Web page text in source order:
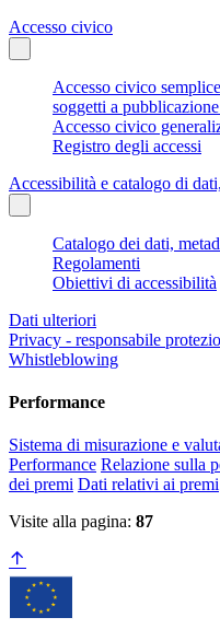
Accesso civico
Accesso civico
soggetti a
Accesso civico
Registro degli accessi
Accessibilità e catalogo di
Catalogo dei dati,
Regolamenti
Obiettivi di accessibilità
Dati ulteriori
Privacy - responsabile
Whistleblowing
Performance
Sistema di misurazione e
Performance Relazione sulla
dei premi Dati relativi ai premi
Visite alla pagina: 87